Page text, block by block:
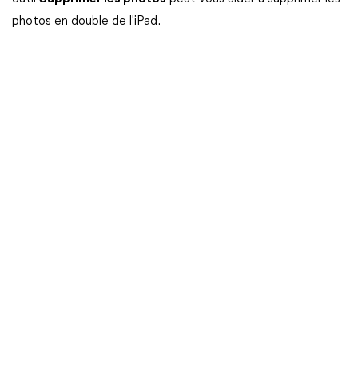
photos en double de l'iPad.